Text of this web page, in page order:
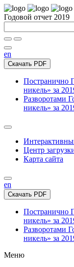
Годовой отчет 2019
en
Скачать PDF
Постранично
никель» за
Разворотами
никель» за
Центр
Карта сайта
en
Скачать PDF
Постранично
никель» за
Разворотами
никель» за
Меню